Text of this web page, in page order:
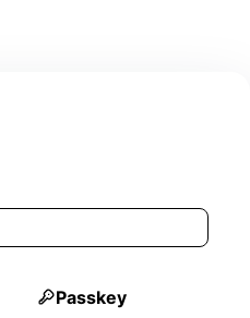
Passkey